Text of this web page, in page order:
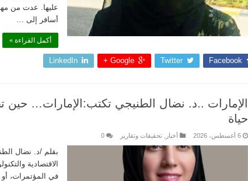
عليها. عدت من
أسافر إلى …
أكمل القراءة »
Facebook
Twitter
Google +
LinkedIn
الإمارات ..د. نضال الطنيجي تكتب:الإمارات… حين
حياة
6 أغسطس، 2026 أخبار تحقيقات وتقارير 0
بقلم /د. نضال
الاقتصادية
في المؤتمرات، أو